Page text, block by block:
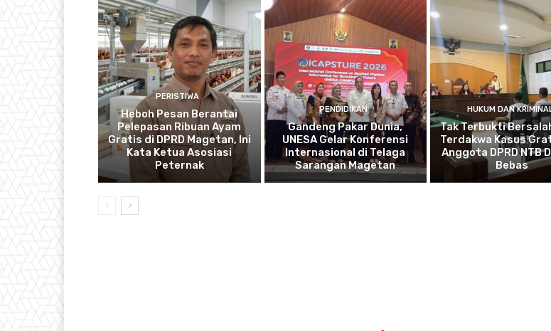
PERISTIWA
Heboh Pesan Berantai
Pelepasan Ribuan Ayam
Gratis di DPRD Magetan, Ini
Kata Ketua Asosiasi
Peternak
PENDIDIKAN
Gandeng Pakar Dunia,
UNESA Gelar Konferensi
Internasional di Telaga
Sarangan Magetan
HUKUM DAN
Tak Terbukti
Terdakwa Kasus
Anggota DPRD NTB
Bebas